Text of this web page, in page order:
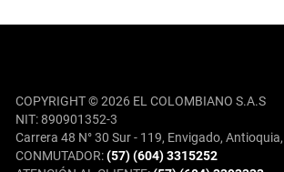
COPYRIGHT © 2026 EL COLOMBIANO S.A.S
NIT: 890901352-3
Carrera 48 N° 30 Sur - 119, Envigado,
CONMUTADOR:(57) (604) 3315252